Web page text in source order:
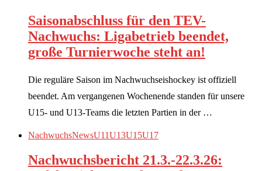
Saisonabschluss für den TEV-
Nachwuchs: Ligabetrieb beendet,
große Turnierwoche steht an!
Die reguläre Saison im Nachwuchseishockey ist offiziell
beendet. Am vergangenen Wochenende standen für unsere
U15- und U13-Teams die letzten Partien in der …
NachwuchsNewsU11U13U15U17
Nachwuchsbericht 21.3.-22.3.26: